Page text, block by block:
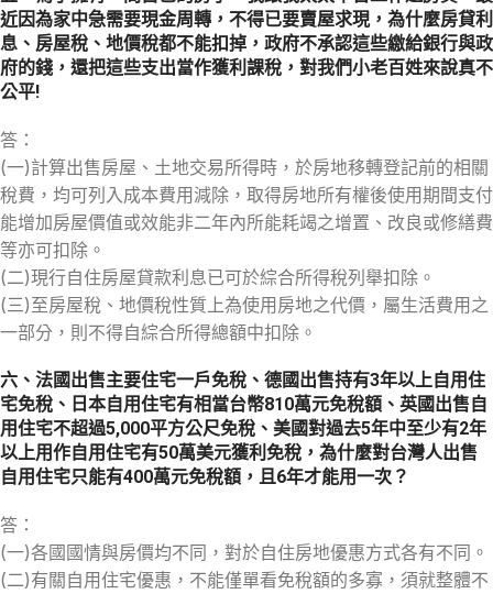
近因為家中急需要現金周轉，不得已要賣屋求現，為什麼房貸利
息、房屋稅、地價稅都不能扣掉，政府不承認這些繳給銀行與政
府的錢，還把這些支出當作獲利課稅，對我們小老百姓來說真不
公平!
答：
(一)計算出售房屋、土地交易所得時，於房地移轉登記前的相關
稅費，均可列入成本費用減除，取得房地所有權後使用期間支付
能增加房屋價值或效能非二年內所能耗竭之增置、改良或修繕費
等亦可扣除。
(二)現行自住房屋貸款利息已可於綜合所得稅列舉扣除。
(三)至房屋稅、地價稅性質上為使用房地之代價，屬生活費用之
一部分，則不得自綜合所得總額中扣除。
六、法國出售主要住宅一戶免稅、德國出售持有3年以上自用住
宅免稅、日本自用住宅有相當台幣810萬元免稅額、英國出售自
用住宅不超過5,000平方公尺免稅、美國對過去5年中至少有2年
以上用作自用住宅有50萬美元獲利免稅，為什麼對台灣人出售
自用住宅只能有400萬元免稅額，且6年才能用一次？
答：
(一)各國國情與房價均不同，對於自住房地優惠方式各有不同。
(二)有關自用住宅優惠，不能僅單看免稅額的多寡，須就整體不